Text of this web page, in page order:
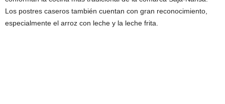
Los postres caseros también cuentan con gran reconocimiento,
especialmente el arroz con leche y la leche frita.